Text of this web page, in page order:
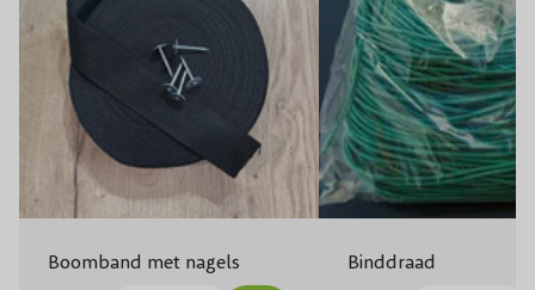
Boomband met nagels Binddraad